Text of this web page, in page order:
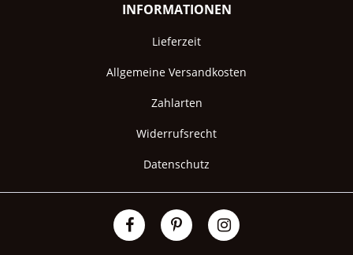
INFORMATIONEN
Lieferzeit
Allgemeine Versandkosten
Zahlarten
Widerrufsrecht
Datenschutz